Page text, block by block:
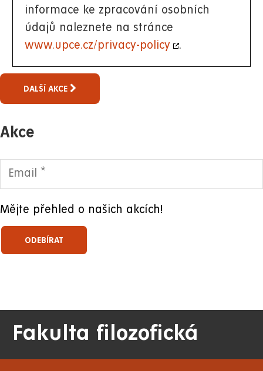
informace ke zpracování osobních
údajů naleznete na stránce
www.upce.cz/privacy-policy
.
DALŠÍ AKCE
Akce
Mějte přehled o našich akcích!
Fakulta filozofická